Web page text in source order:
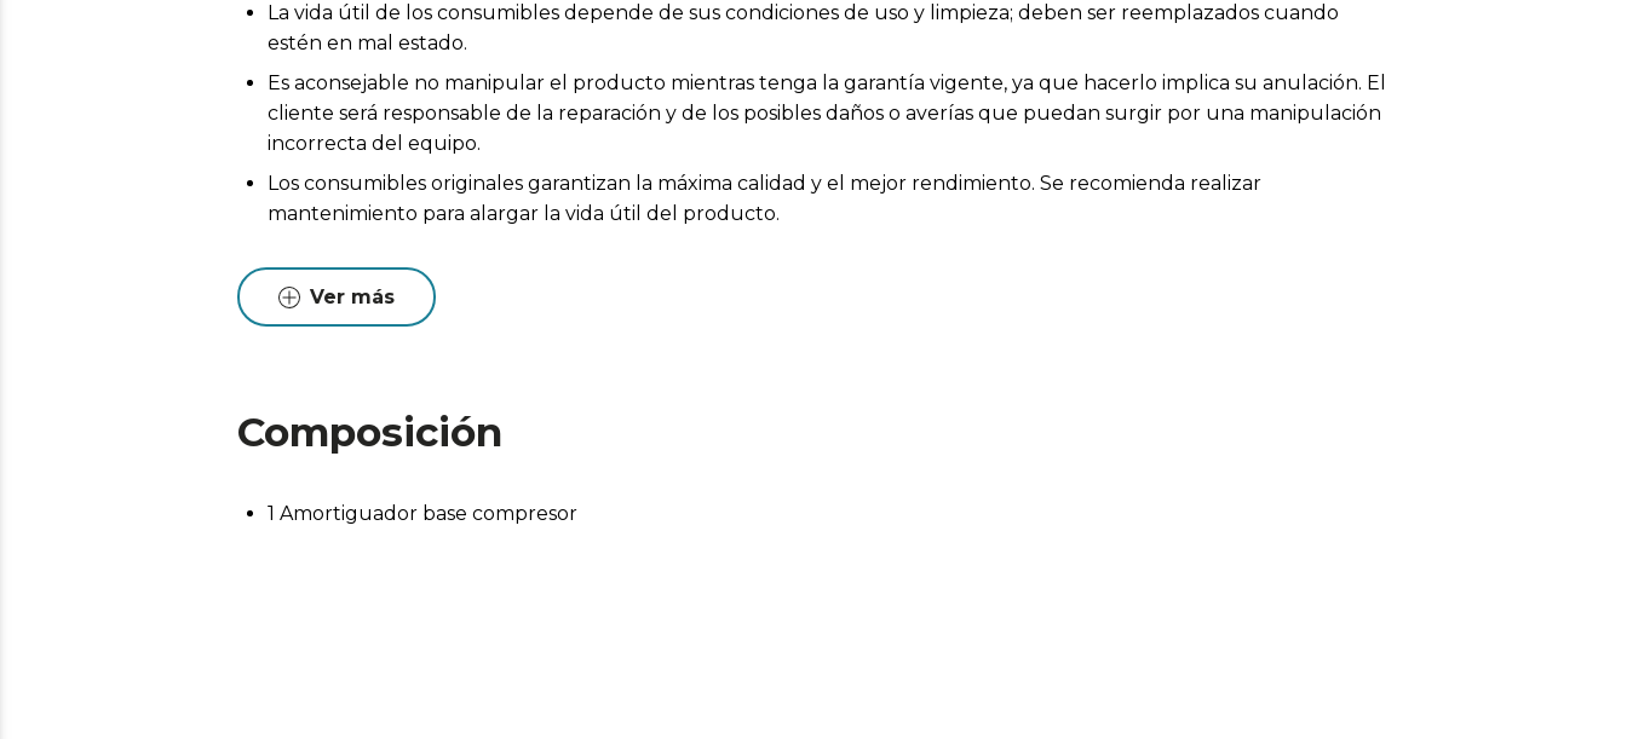
La vida útil de los consumibles depende de sus condiciones de uso y limpieza; deben ser reemplazados cuando
estén en mal estado.
Es aconsejable no manipular el producto mientras tenga la garantía vigente, ya que hacerlo implica su anulación. El
cliente será responsable de la reparación y de los posibles daños o averías que puedan surgir por una manipulación
incorrecta del equipo.
Los consumibles originales garantizan la máxima calidad y el mejor rendimiento. Se recomienda realizar
mantenimiento para alargar la vida útil del producto.
Ver más
Composición
1 Amortiguador base compresor